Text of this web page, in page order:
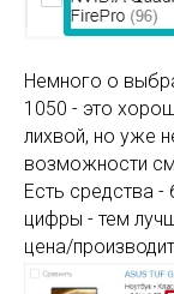
Немного о
1050 - это
лихвой, но уже
возможности
Есть средства
цифры - тем
цена/